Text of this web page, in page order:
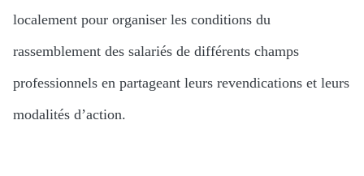
localement pour organiser les conditions du
rassemblement des salariés de différents champs
professionnels en partageant leurs revendications et leurs
modalités d’action.